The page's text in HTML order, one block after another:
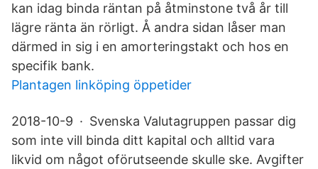
kan idag binda räntan på åtminstone två år till
lägre ränta än rörligt. Å andra sidan låser man
därmed in sig i en amorteringstakt och hos en
specifik bank.
Plantagen linköping öppetider
2018-10-9 · Svenska Valutagruppen passar dig
som inte vill binda ditt kapital och alltid vara
likvid om något oförutseende skulle ske. Avgifter